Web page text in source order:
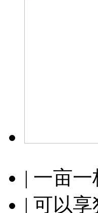
| 一亩
| 可以享